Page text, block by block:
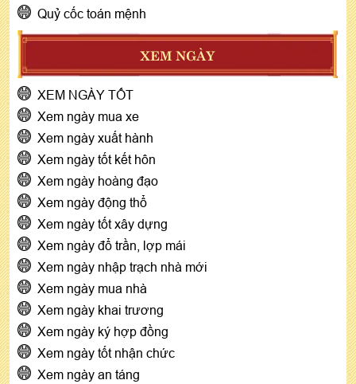
Quỷ cốc toán mệnh
XEM NGÀY
XEM NGÀY TỐT
Xem ngày mua xe
Xem ngày xuất hành
Xem ngày tốt kết hôn
Xem ngày hoàng đạo
Xem ngày động thổ
Xem ngày tốt xây dựng
Xem ngày đổ trần, lợp mái
Xem ngày nhập trạch nhà mới
Xem ngày mua nhà
Xem ngày khai trương
Xem ngày ký hợp đồng
Xem ngày tốt nhận chức
Xem ngày an táng